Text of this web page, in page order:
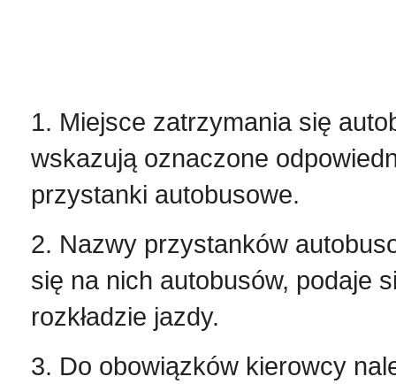
1. Miejsce zatrzymania się
wskazują oznaczone
przystanki autobusowe.
2. Nazwy przystanków
się na nich autobusów, podaje
rozkładzie jazdy.
3. Do obowiązków kierowcy